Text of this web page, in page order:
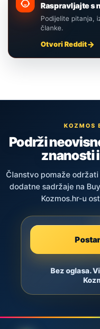
Raspravljajte s
Podijelite pitanja,
članke.
Otvori Reddit
KOZMOS
Podrži
znanosti
Članstvo pomaže
dodatne sadržaje na
Kozmos.hr-u
Bez oglasa.